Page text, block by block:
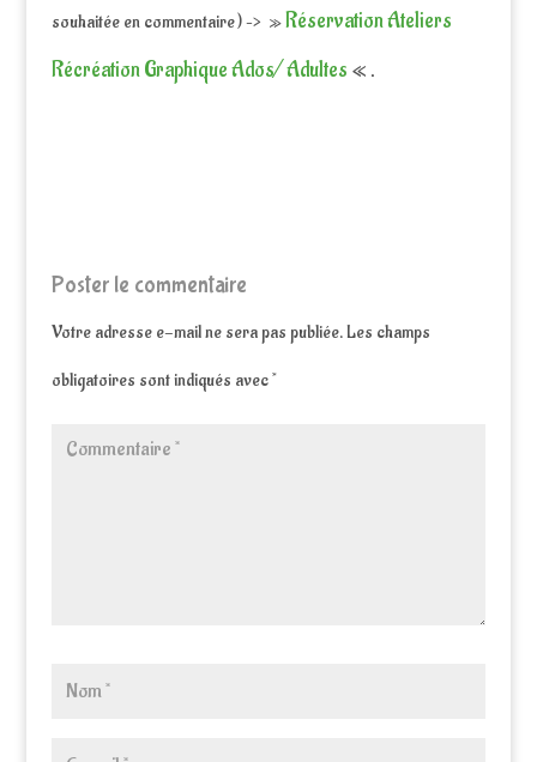
souhaitée en commentaire ) –> »Réservation Ateliers
Récréation Graphique Ados/ Adultes « .
Poster le commentaire
Votre adresse e-mail ne sera pas publiée.Les champs
obligatoires sont indiqués avec*